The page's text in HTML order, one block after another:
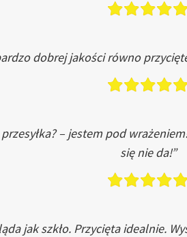
dobrej jakości równo
– jestem pod
się nie da!”
jak szkło. Przycięta idealnie.